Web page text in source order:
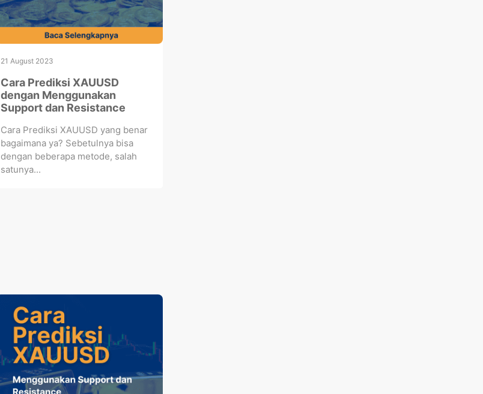
21 August 2023
Cara Prediksi XAUUSD
dengan Menggunakan
Support dan Resistance
Cara Prediksi XAUUSD yang benar
bagaimana ya? Sebetulnya bisa
dengan beberapa metode, salah
satunya...